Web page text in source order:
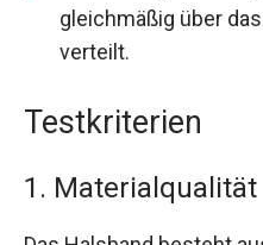
gleichmäßig über
verteilt.
Testkriterien
1.